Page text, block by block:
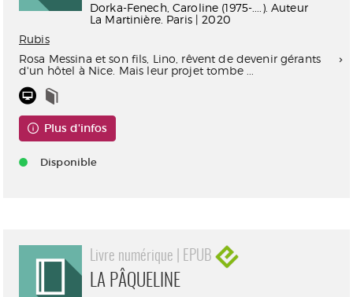
Dorka-Fenech, Caroline (1975-....). Auteur
La Martinière. Paris | 2020
Rubis
Rosa Messina et son fils, Lino, rêvent de devenir gérants
d'un hôtel à Nice. Mais leur projet tombe ...
Plus d'infos
Disponible
Livre numérique | EPUB
LA PÂQUELINE